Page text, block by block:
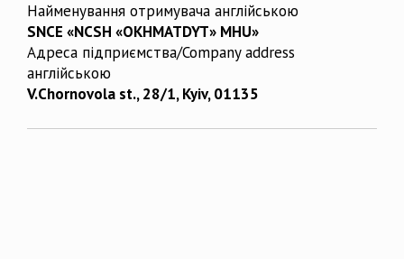
Найменування отримувача англійською
SNCE «NCSH «OKHMATDYT» MHU»
Адреса підприємства/Company address
англійською
V.Chornovola st., 28/1, Kyiv, 01135